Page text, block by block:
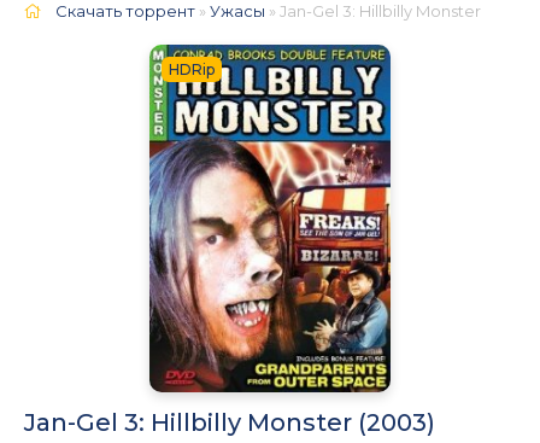
Скачать торрент »Ужасы » Jan-Gel 3: Hillbilly Monster
HDRip
Jan-Gel 3: Hillbilly Monster (2003)